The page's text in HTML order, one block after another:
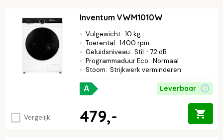
Vergelijk
Inventum VWM1010W
Vulgewicht: 10 kg
Toerental: 1400 rpm
Geluidsniveau: Stil - 72 dB
Programmaduur Eco: Normaal
Stoom: Strijkwerk verminderen
A Leverbaar
479,-